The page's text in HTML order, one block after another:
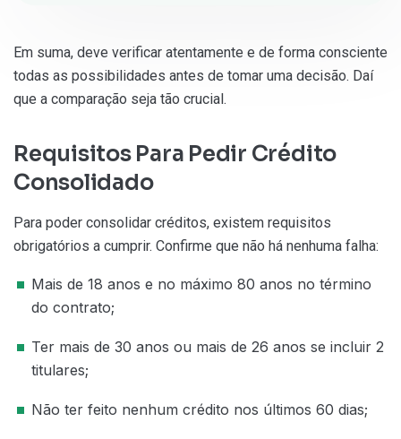
Em suma, deve verificar atentamente e de forma consciente
todas as possibilidades antes de tomar uma decisão. Daí
que a comparação seja tão crucial.
Requisitos Para Pedir Crédito
Consolidado
Para poder consolidar créditos, existem requisitos
obrigatórios a cumprir. Confirme que não há nenhuma falha:
Mais de 18 anos e no máximo 80 anos no término
do contrato;
Ter mais de 30 anos ou mais de 26 anos se incluir 2
titulares;
Não ter feito nenhum crédito nos últimos 60 dias;